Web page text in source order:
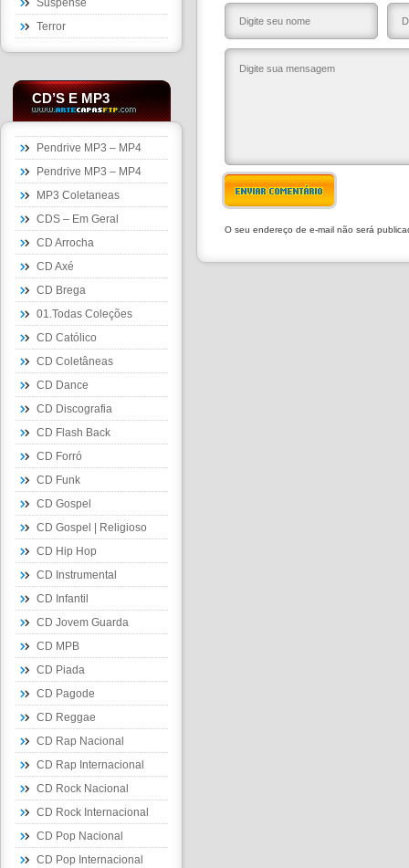
Suspense
Terror
CD’S E MP3
Pendrive MP3 – MP4
Pendrive MP3 – MP4
MP3 Coletaneas
CDS – Em Geral
CD Arrocha
CD Axé
CD Brega
01.Todas Coleções
CD Católico
CD Coletâneas
CD Dance
CD Discografia
CD Flash Back
CD Forró
CD Funk
CD Gospel
CD Gospel | Religioso
CD Hip Hop
CD Instrumental
CD Infantil
CD Jovem Guarda
CD MPB
CD Piada
CD Pagode
CD Reggae
CD Rap Nacional
CD Rap Internacional
CD Rock Nacional
CD Rock Internacional
CD Pop Nacional
CD Pop Internacional
ENVIAR COMENTÁRIO
O seu endereço de e-mail não será